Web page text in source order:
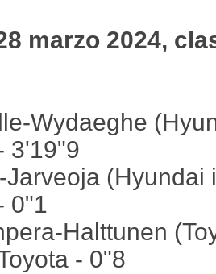
marzo 2024,
Wydaeghe
3'19"9
Jarveoja (Hyundai
0"1
Halttunen
- 0"8